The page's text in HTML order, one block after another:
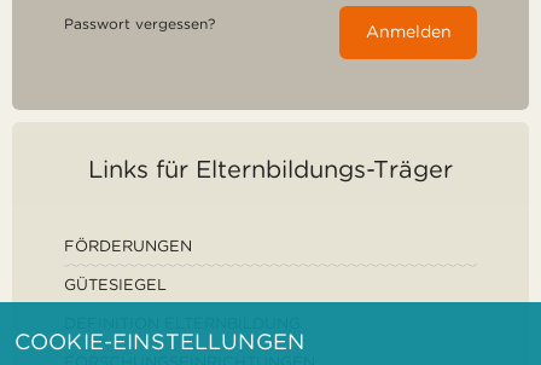
Passwort vergessen? Anmelden
Links für Elternbildungs-Träger
FÖRDERUNGEN
GÜTESIEGEL
COOKIE-EINSTELLUNGEN